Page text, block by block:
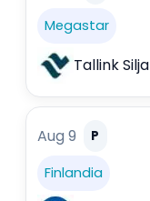
Megastar
Tallink Silja
Aug 9 P
Finlandia